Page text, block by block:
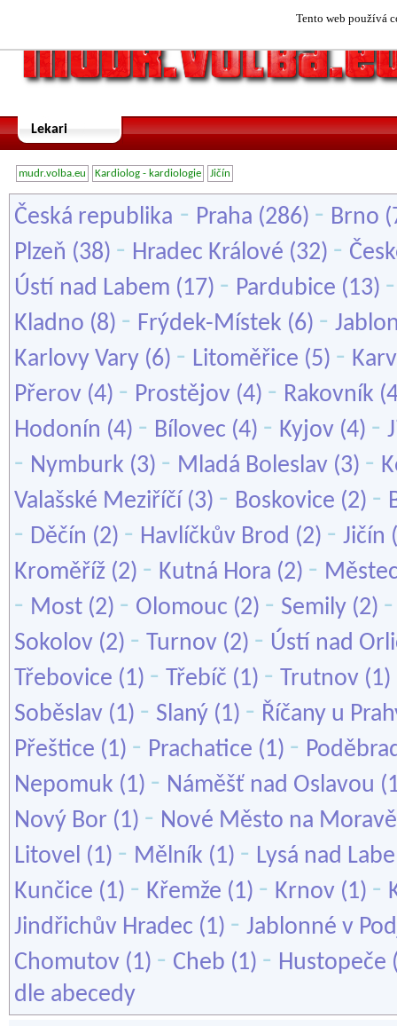
Tento web používá
Lekari
mudr.volba.eu Kardiolog - kardiologie Jičín
Česká republika - Praha (286) - Brno
Plzeň (38) - Hradec Králové (32) -
Ústí nad Labem (17) - Pardubice (13)
Kladno (8) - Frýdek-Místek (6) -
Karlovy Vary (6) - Litoměřice (5) -
Přerov (4) - Prostějov (4) - Rakovník
Hodonín (4) - Bílovec (4) - Kyjov (4) -
- Nymburk (3) - Mladá Boleslav (3) -
Valašské Meziříčí (3) - Boskovice (2) -
- Děčín (2) - Havlíčkův Brod (2) - Jičín
Kroměříž (2) - Kutná Hora (2) -
- Most (2) - Olomouc (2) - Semily (2)
Sokolov (2) - Turnov (2) - Ústí nad
Třebovice (1) - Třebíč (1) - Trutnov (1)
Soběslav (1) - Slaný (1) - Říčany u
Přeštice (1) - Prachatice (1) -
Nepomuk (1) - Náměšť nad Oslavou
Nový Bor (1) - Nové Město na Moravě
Litovel (1) - Mělník (1) - Lysá nad
Kunčice (1) - Křemže (1) - Krnov (1) -
Jindřichův Hradec (1) - Jablonné v
Chomutov (1) - Cheb (1) - Hustopeče
dle abecedy